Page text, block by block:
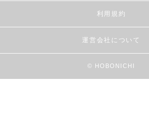
利用規約
運営会社について
© HOBONICHI